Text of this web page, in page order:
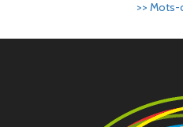
>> Mots-